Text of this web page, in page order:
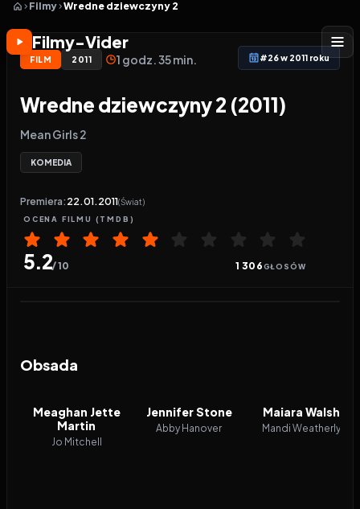
Filmy-Vider
Filmy Wredne dziewczyny 2
FILM 2011 1 godz. 35 min. #26 w 2011 roku
Wredne dziewczyny 2 (2011)
Mean Girls 2
KOMEDIA
Premiera: 22.01.2011(Świat)
OCENA FILMU (TMDB)
5.2/ 10 1 306GŁOSÓW
Obsada
Meaghan Jette
Martin
Jo Mitchell
Jennifer Stone
Abby Hanover
Maiara Walsh
Mandi Weatherly